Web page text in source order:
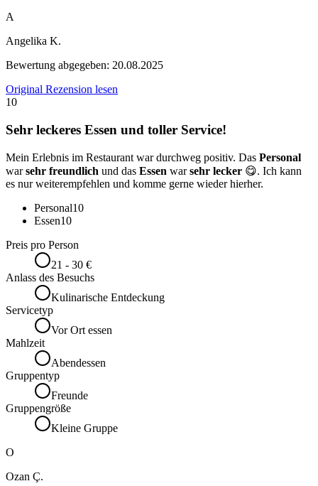
A
Angelika K.
Bewertung abgegeben: 20.08.2025
Original Rezension lesen
10
Sehr leckeres Essen und toller Service!
Mein Erlebnis im Restaurant war durchweg positiv. Das Personal
warsehr freundlich und das Essen warsehr lecker 😋. Ich kann
es nur weiterempfehlen und komme gerne wieder hierher.
Personal10
Essen10
Preis pro Person
21 - 30 €
Anlass des Besuchs
Kulinarische Entdeckung
Servicetyp
Vor Ort essen
Mahlzeit
Abendessen
Gruppentyp
Freunde
Gruppengröße
Kleine Gruppe
O
Ozan Ç.